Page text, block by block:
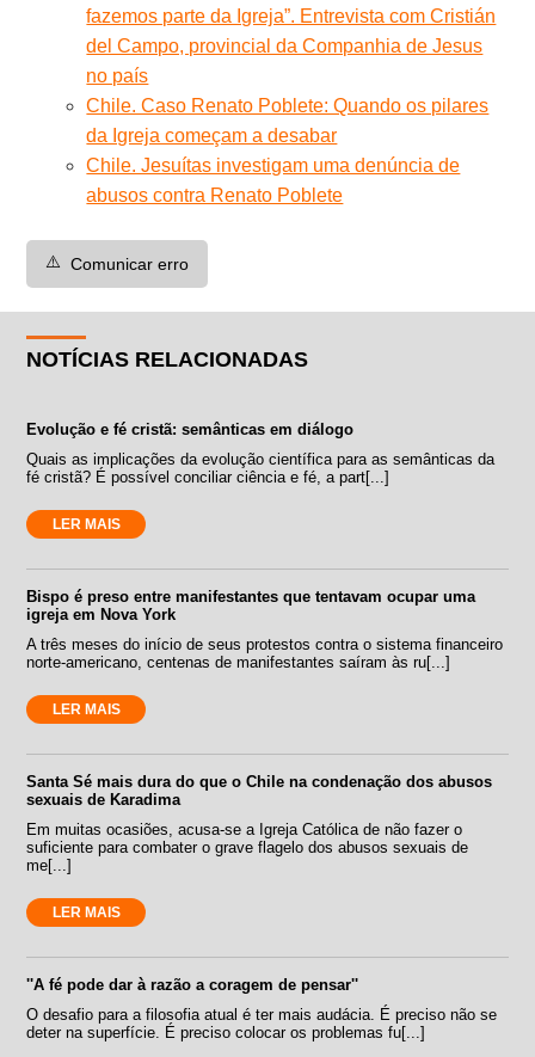
fazemos parte da Igreja”. Entrevista com Cristián
del Campo, provincial da Companhia de Jesus
no país
Chile. Caso Renato Poblete: Quando os pilares
da Igreja começam a desabar
Chile. Jesuítas investigam uma denúncia de
abusos contra Renato Poblete
⚠️ Comunicar erro
NOTÍCIAS RELACIONADAS
Evolução e fé cristã: semânticas em diálogo
Quais as implicações da evolução científica para as semânticas da
fé cristã? É possível conciliar ciência e fé, a part[...]
LER MAIS
Bispo é preso entre manifestantes que tentavam ocupar uma
igreja em Nova York
A três meses do início de seus protestos contra o sistema financeiro
norte-americano, centenas de manifestantes saíram às ru[...]
LER MAIS
Santa Sé mais dura do que o Chile na condenação dos abusos
sexuais de Karadima
Em muitas ocasiões, acusa-se a Igreja Católica de não fazer o
suficiente para combater o grave flagelo dos abusos sexuais de
me[...]
LER MAIS
''A fé pode dar à razão a coragem de pensar''
O desafio para a filosofia atual é ter mais audácia. É preciso não se
deter na superfície. É preciso colocar os problemas fu[...]